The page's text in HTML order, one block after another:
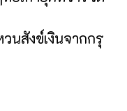
นสังข์เงินจากกรุ